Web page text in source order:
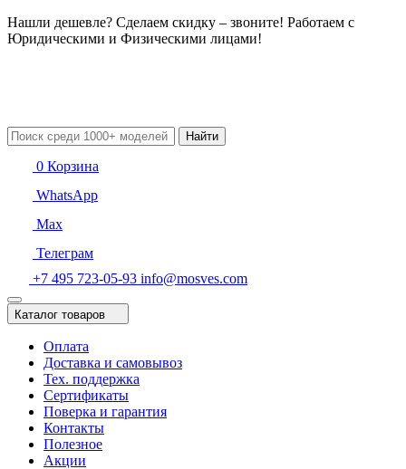
Нашли дешевле? Сделаем скидку – звоните! Работаем с
Юридическими и Физическими лицами!
Найти
0 Корзина
WhatsApp
Max
Телеграм
+7 495 723-05-93 info@mosves.com
Каталог товаров
Оплата
Доставка и самовывоз
Тех. поддержка
Сертификаты
Поверка и гарантия
Контакты
Полезное
Акции